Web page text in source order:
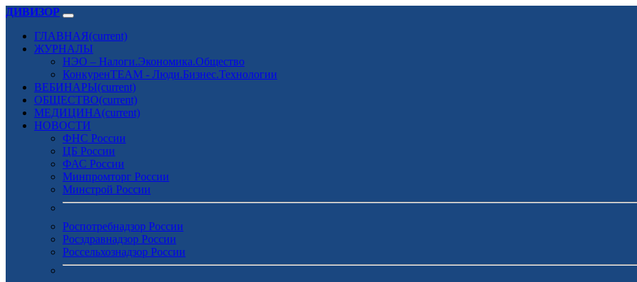
ДИВИЗОР
ГЛАВНАЯ(current)
ЖУРНАЛЫ
НЭО – Налоги.Экономика.Общество
КонкуренTEAM - Люди.Бизнес.Технологии
ВЕБИНАРЫ(current)
ОБЩЕСТВО(current)
МЕДИЦИНА(current)
НОВОСТИ
ФНС России
ЦБ России
ФАС России
Минпромторг России
Минстрой России
Роспотребнадзор России
Росздравнадзор России
Россельхознадзор России